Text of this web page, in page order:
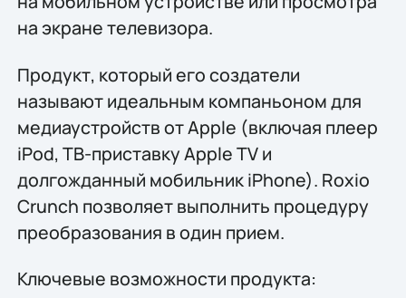
на экране телевизора.
Продукт, который его создатели
называют идеальным компаньоном для
медиаустройств от Apple (включая плеер
iPod, ТВ-приставку Apple TV и
долгожданный мобильник iPhone). Roxio
Crunch позволяет выполнить процедуру
преобразования в один прием.
Ключевые возможности продукта: